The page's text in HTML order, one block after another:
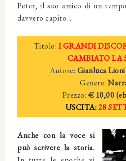
Peter, il suo amico di un
davvero capito...
Titolo: I GRANDI
CAMBIATO LA
Autore: Gianluca
Genere:
Prezzo: € 10,00 (e
USCITA:28
Anche con la voce si
può scrivere la storia.